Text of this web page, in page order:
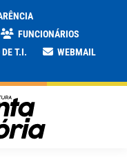
FUNCIONÁRIOS
T.I.
WEBMAIL